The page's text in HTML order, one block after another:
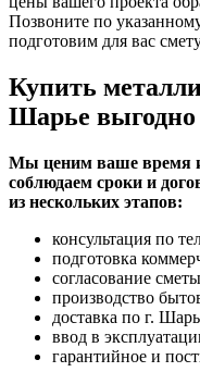
Позвоните по
подготовим для вас
Купить
Шарье выгодно
Мы ценим ваше время и
соблюдаем сроки и
из нескольких этапов:
консультация по
подготовка
согласование
производство
доставка по г.
ввод в
гарантийное и